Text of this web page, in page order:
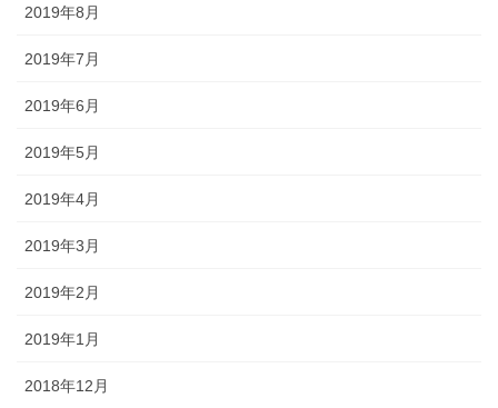
2019年8月
2019年7月
2019年6月
2019年5月
2019年4月
2019年3月
2019年2月
2019年1月
2018年12月